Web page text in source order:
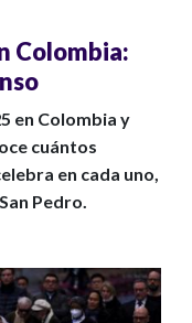
Colombia:
en Colombia y
cuántos
en cada uno,
Pedro.